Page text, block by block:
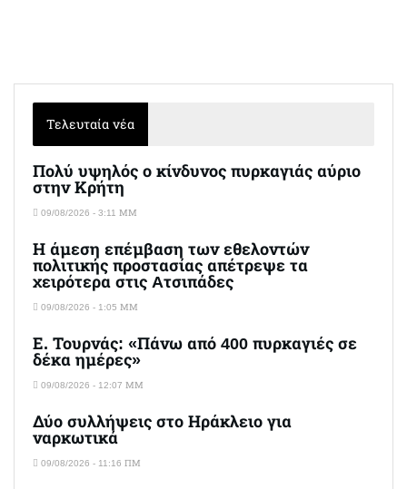
Τελευταία νέα
Πολύ υψηλός ο κίνδυνος πυρκαγιάς αύριο
στην Κρήτη
09/08/2026 - 3:11 ΜΜ
Η άμεση επέμβαση των εθελοντών
πολιτικής προστασίας απέτρεψε τα
χειρότερα στις Aτσιπάδες
09/08/2026 - 1:05 ΜΜ
Ε. Τουρνάς: «Πάνω από 400 πυρκαγιές σε
δέκα ημέρες»
09/08/2026 - 12:07 ΜΜ
Δύο συλλήψεις στο Ηράκλειο για
ναρκωτικά
09/08/2026 - 11:16 ΠΜ